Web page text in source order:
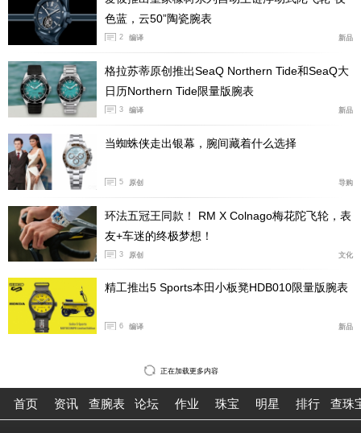
色蓝，云50”陶瓷腕表
2 编译 新品
格拉苏蒂原创推出SeaQ Northern Tide和SeaQ大
日历Northern Tide限量版腕表
3 编译 新品
当蜘蛛侠走出银幕，腕间藏着什么选择
5 原创 导购
环法五冠王同款！ RM X Colnago梅花陀飞轮，表
友+车迷的终极梦想！
3 原创 文化
精工推出5 Sports本田小板凳HDB010限量版腕表
6 编译 新品
正在加载更多内容
首页 资讯 查腕表 论坛 作业 珠宝 明星 排行 查珠